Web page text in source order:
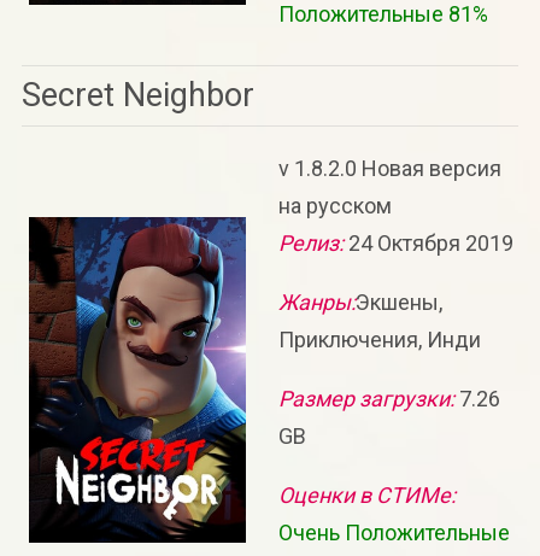
Положительные 81%
Secret Neighbor
v 1.8.2.0 Новая версия
на русском
Релиз:24 Октября 2019
Жанры:Экшены,
Приключения, Инди
Размер загрузки:7.26
GB
Оценки в СТИМе:
Очень Положительные